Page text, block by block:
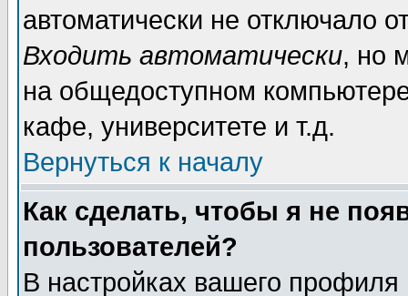
автоматически не отключало
Входить автоматически, но
на общедоступном
кафе, университете и т.д.
Вернуться к началу
Как сделать, чтобы я не
пользователей?
В настройках вашего